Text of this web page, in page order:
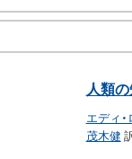
人類
エディ
茂木健